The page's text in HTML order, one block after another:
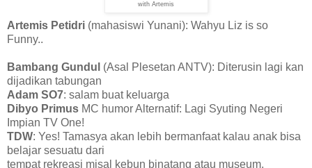
with Artemis
Artemis Petidri (mahasiswi Yunani): Wahyu Liz is so
Funny..
Bambang Gundul (Asal Plesetan ANTV): Diterusin lagi kan
dijadikan tabungan
Adam SO7: salam buat keluarga
Dibyo Primus MC humor Alternatif: Lagi Syuting Negeri
Impian TV One!
TDW: Yes! Tamasya akan lebih bermanfaat kalau anak bisa
belajar sesuatu dari
tempat rekreasi misal kebun binatang atau museum.